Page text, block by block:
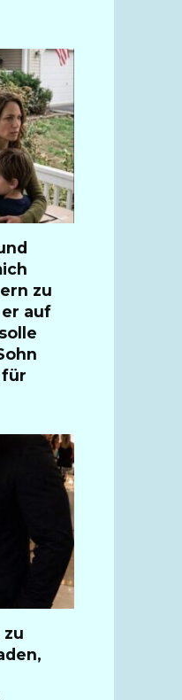
zu
auf
für
zu